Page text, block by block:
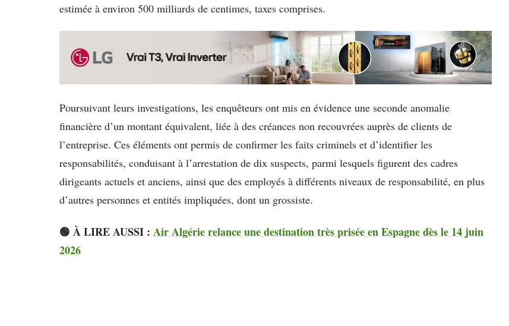
estimée à environ 500 milliards de centimes, taxes comprises.
Poursuivant leurs investigations, les enquêteurs ont mis en évidence une seconde anomalie
financière d’un montant équivalent, liée à des créances non recouvrées auprès de clients de
l’entreprise. Ces éléments ont permis de confirmer les faits criminels et d’identifier les
responsabilités, conduisant à l’arrestation de dix suspects, parmi lesquels figurent des cadres
dirigeants actuels et anciens, ainsi que des employés à différents niveaux de responsabilité, en plus
d’autres personnes et entités impliquées, dont un grossiste.
🟢 À LIRE AUSSI : Air Algérie relance une destination très prisée en Espagne dès le 14 juin
2026